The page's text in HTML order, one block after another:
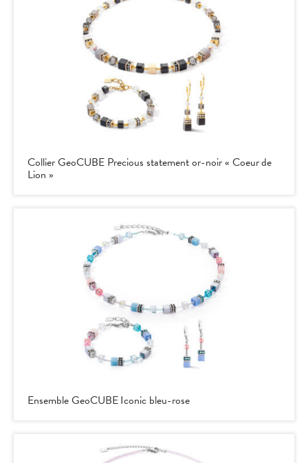
Collier GeoCUBE Precious statement or-noir « Coeur de
Lion »
Ensemble GeoCUBE Iconic bleu-rose